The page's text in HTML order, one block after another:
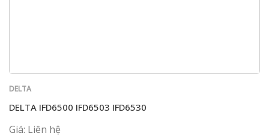
DELTA
DELTA IFD6500 IFD6503 IFD6530
Giá: Liên hệ